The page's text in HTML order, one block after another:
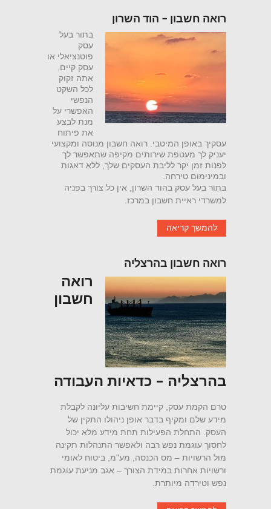
רואה חשבון – הוד השרון
בתור בעל
עסק
פוטנציאלי או
עסק קיים,
אתה זקוק
לכל השקט
הנפשי
האפשרי על
מנת לבצע
את פיתוח
עסקיך באופן המיטבי. רואה חשבון מנוסה ומקצועי
יעניק לך מעטפת שירותים מקיפה שתאפשר לך
לפנות זמן יקר לליבת העסקים שלך, ללא דאגות
ובמינימום טירחה.
בתור בעל עסק בהוד השרון, אין כל צורך בפניה
למשרדי ראיית חשבון במרכז.
להמשך קריאה
רואה חשבון בהרצליה
רואה
חשבון
בהרצליה – כדאיות העבודה
טרם הקמת עסק, קיימת חשיבות עליונה לקבלת
מידע שלם ומקיף בדבר אופן ניהולו התקין של
העסק. התחלת הפעילות תחת מידע מלא יכול
לחסוך עוגמת נפש רבה ולאפשר התנהלות תקינה
מול הרשויות – מס הכנסה, מע"מ, ביטוח לאומי
ורשויות אחרות במידת הצורך – אגב מניעת עוגמת
נפש וטירדה מיותרת.